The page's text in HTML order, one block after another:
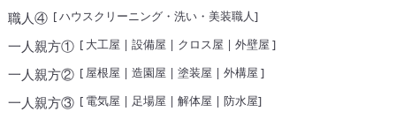
職人④[ハウスクリーニング・洗い・美装職人]
一人親方①[ 大工屋 | 設備屋 | クロス屋 | 外壁屋 ]
一人親方②[ 屋根屋 | 造園屋 | 塗装屋 | 外構屋 ]
一人親方③[ 電気屋 | 足場屋 | 解体屋 | 防水屋]